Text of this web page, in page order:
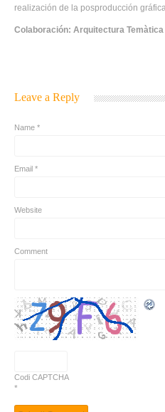
realización de la posproducción
Colaboración: Arquitectura Temàtica
Leave a Reply
Name *
Email *
Website
Comment
Codi CAPTCHA
*